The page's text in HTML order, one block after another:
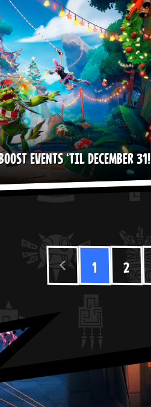
EVENTS ‘TIL DECEMBER 31!
1 2